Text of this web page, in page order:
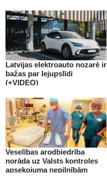
Latvijas elektroauto nozarē ir
bažas par lejupslīdi
(+VIDEO)
Veselības arodbiedrība
norāda uz Valsts kontroles
apsekojuma nepilnībām